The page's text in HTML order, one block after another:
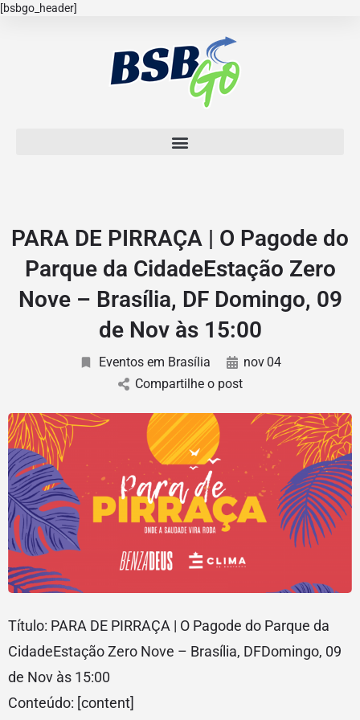
[bsbgo_header]
PARA DE PIRRAÇA | O Pagode do
Parque da CidadeEstação Zero
Nove – Brasília, DF Domingo, 09
de Nov às 15:00
Eventos em Brasília nov 04
Compartilhe o post
Título: PARA DE PIRRAÇA | O Pagode do Parque da
CidadeEstação Zero Nove – Brasília, DFDomingo, 09
de Nov às 15:00
Conteúdo: [content]